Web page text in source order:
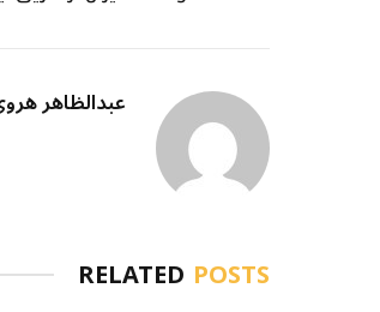
عبدالظاهر
RELATED POSTS